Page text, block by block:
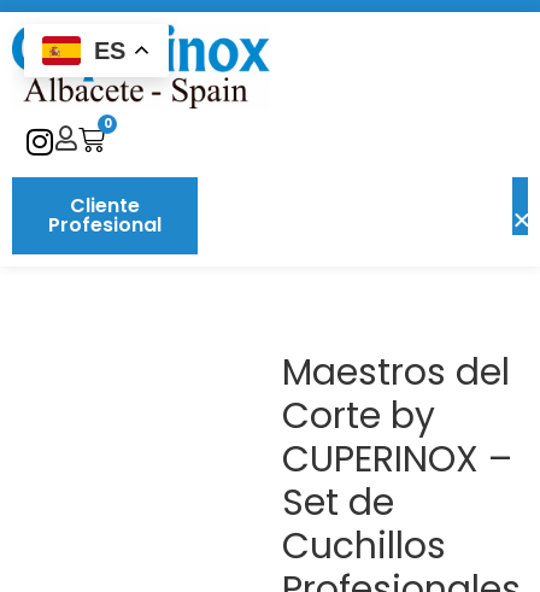
Cliente
Profesional
0
Maestros del
Corte by
CUPERINOX –
Set de
Cuchillos
ES